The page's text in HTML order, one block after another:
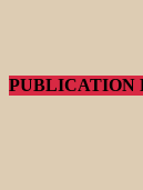
PUBLICATION